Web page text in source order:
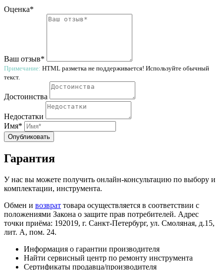
Оценка*
Ваш отзыв*
Примечание: HTML разметка не поддерживается! Используйте обычный
текст.
Достоинства
Недостатки
Имя*
Опубликовать
Гарантия
У нас вы можете получить онлайн-консультацию по выбору и
комплектации, инструмента.
Обмен и возврат товара осуществляется в соответствии с
положениями Закона о защите прав потребителей. Адрес
точки приёма: 192019, г. Санкт-Петербург, ул. Смоляная, д.15,
лит. А, пом. 24.
Информация о гарантии производителя
Найти сервисный центр по ремонту инструмента
Сертификаты продавца/производителя